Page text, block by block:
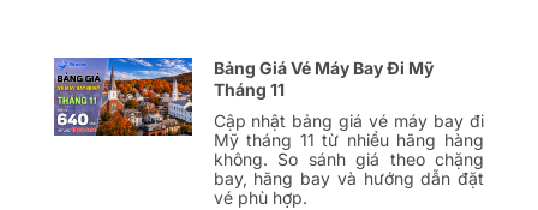
Bảng Giá Vé Máy Bay Đi Mỹ
Tháng 11
Cập nhật bảng giá vé máy bay đi
Mỹ tháng 11 từ nhiều hãng hàng
không. So sánh giá theo chặng
bay, hãng bay và hướng dẫn đặt
vé phù hợp.